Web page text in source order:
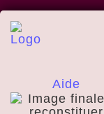
Aide